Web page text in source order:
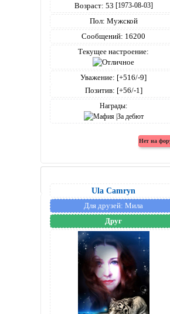
Возраст: 53 [1973-08-03]
Пол: Мужской
Сообщений: 16200
Текущее настроение:
Уважение: [+516/-9]
Позитив: [+56/-1]
Награды:
Ula Camryn
Для друзей: Мила
Друг